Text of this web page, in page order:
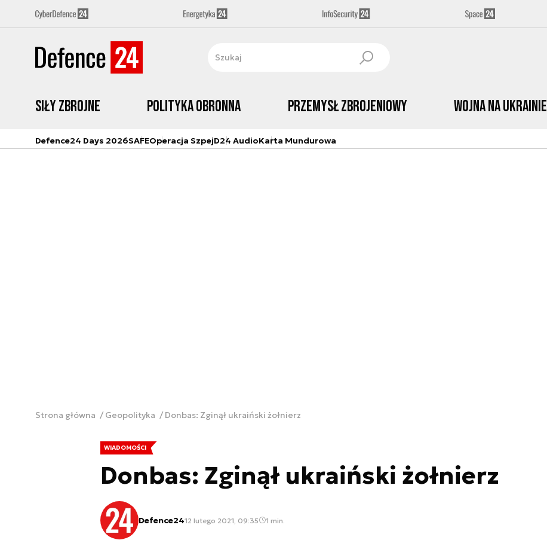
Siły zbrojne Polityka obronna Przemysł Zbrojeniowy Wojna na Ukrainie
Defence24 Days 2026SAFEOperacja SzpejD24 AudioKarta Mundurowa
Strona główna Geopolityka Donbas: Zginął ukraiński żołnierz
WIADOMOŚCI
Donbas: Zginął ukraiński żołnierz
Defence2412 lutego 2021, 09:35 1 min.